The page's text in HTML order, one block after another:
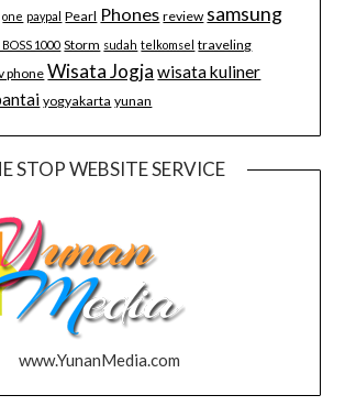
one paypal Pearl Phones review samsung
BOSS 1000 Storm sudah telkomsel traveling
phone Wisata Jogja wisata kuliner
yogyakarta yunan
STOP WEBSITE SERVICE
www.YunanMedia.com